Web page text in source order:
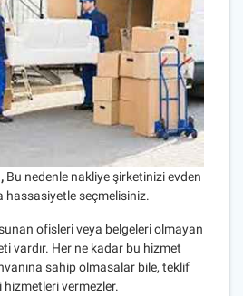
Bu nedenle nakliye şirketinizi evden
hassasiyetle seçmelisiniz.
ofisleri veya belgeleri olmayan
vardır. Her ne kadar bu hizmet
sahip olmasalar bile, teklif
hizmetleri vermezler.